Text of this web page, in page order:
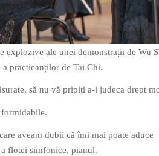
explozive ale unei demonstrații de Wu
a practicanților de Tai Chi.
să nu vă pripiți a-i judeca drept
formidabile.
aveam dubii că îmi mai poate aduce
flotei simfonice, pianul.